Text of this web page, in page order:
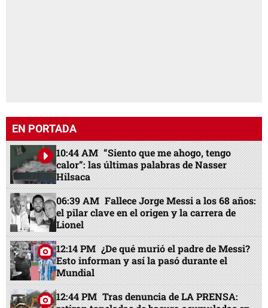
EN PORTADA
10:44 AM “Siento que me ahogo, tengo
calor”: las últimas palabras de Nasser
Hilsaca
06:39 AM Fallece Jorge Messi a los 68 años:
el pilar clave en el origen y la carrera de
Lionel
12:14 PM ¿De qué murió el padre de Messi?
Esto informan y así la pasó durante el
Mundial
12:44 PM Tras denuncia de LA PRENSA: